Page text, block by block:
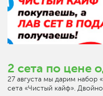
2 сета по цене
27 августа мы дарим набор
сета «Чистый кайф».